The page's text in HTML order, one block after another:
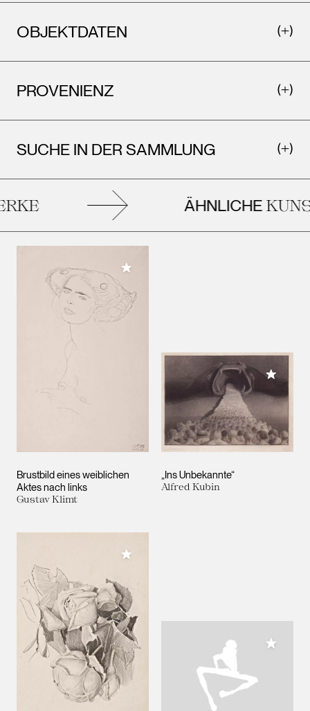
OBJEKTDATEN
PROVENIENZ
SUCHE IN DER SAMMLUNG
ÄHNLICHE
Brustbild eines weiblichen
Aktes nach links
Gustav Klimt
Meiner Sammlung hinzufügen
„Ins Unbekannte“
Alfred Kubin
Meiner
Meiner Sammlung hinzufügen
Meiner